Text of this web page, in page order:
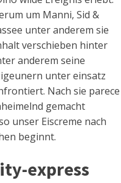
um Manni, Sid &
unter anderem sie
verschieben hinter
anderem seine
unter einsatz
Nach sie parece
gemacht
unser Eiscreme nach
beginnt.
express